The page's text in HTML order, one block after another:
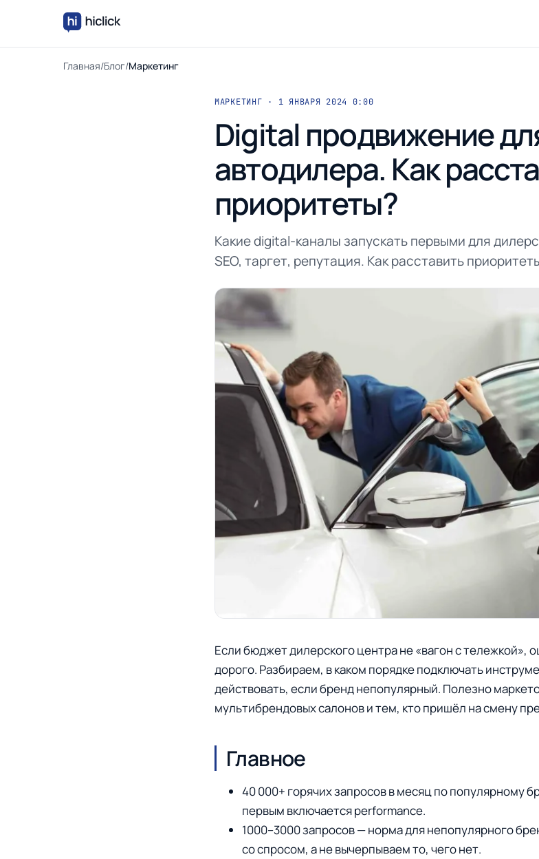
Главная/Блог/Маркетинг
МАРКЕТИНГ · 1 ЯНВАРЯ 2024 0:00
Digital продвижение
автодилера. Как
приоритеты?
Какие digital-каналы запускать первыми для
SEO, таргет, репутация. Как расставить
Если бюджет дилерского центра не «вагон с тележкой»,
дорого. Разбираем, в каком порядке подключать
действовать, если бренд непопулярный. Полезно
мультибрендовых салонов и тем, кто пришёл на смену
Главное
40 000+ горячих запросов в месяц по популярному
первым включается performance.
1000–3000 запросов — норма для непопулярного
со спросом, а не вычерпываем то, чего нет.